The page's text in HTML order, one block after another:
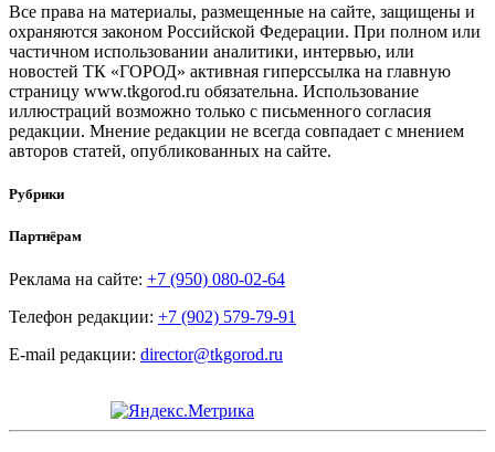
Все права на материалы, размещенные на сайте, защищены и
охраняются законом Российской Федерации. При полном или
частичном использовании аналитики, интервью, или
новостей ТК «ГОРОД» активная гиперссылка на главную
страницу www.tkgorod.ru обязательна. Использование
иллюстраций возможно только с письменного согласия
редакции. Мнение редакции не всегда совпадает с мнением
авторов статей, опубликованных на сайте.
Рубрики
Партнёрам
Реклама на сайте: +7 (950) 080-02-64
Телефон редакции: +7 (902) 579-79-91
E-mail редакции: director@tkgorod.ru